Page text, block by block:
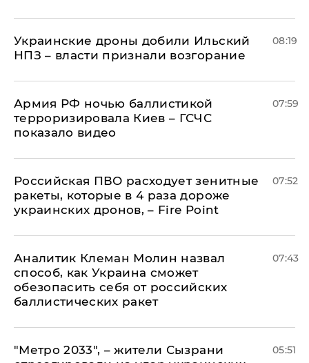
Украинские дроны добили Ильский
НПЗ – власти признали возгорание
08:19
Армия РФ ночью баллистикой
терроризировала Киев – ГСЧС
показало видео
07:59
Российская ПВО расходует зенитные
ракеты, которые в 4 раза дороже
украинских дронов, – Fire Point
07:52
Аналитик Клеман Молин назвал
способ, как Украина сможет
обезопасить себя от российских
баллистических ракет
07:43
"Метро 2033", – жители Сызрани
05:51